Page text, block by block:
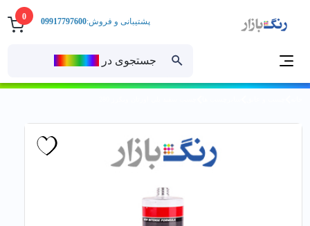
0
جستجوی در
پشتیبانی و فروش:09917797600